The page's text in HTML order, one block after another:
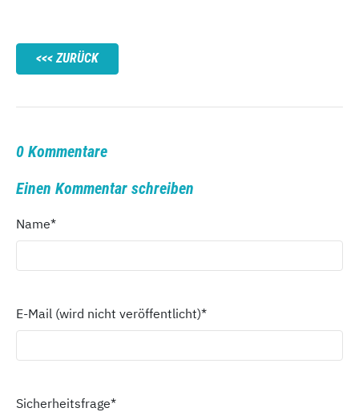
ZURÜCK
0 Kommentare
Einen Kommentar schreiben
Name*
E-Mail (wird nicht veröffentlicht)*
Sicherheitsfrage*